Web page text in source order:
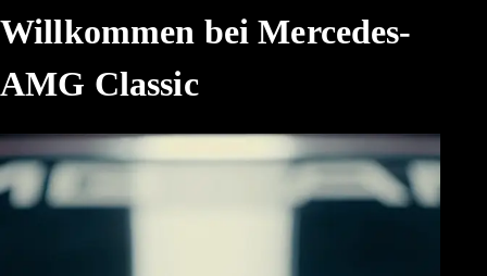
Willkommen bei Mercedes-
AMG Classic